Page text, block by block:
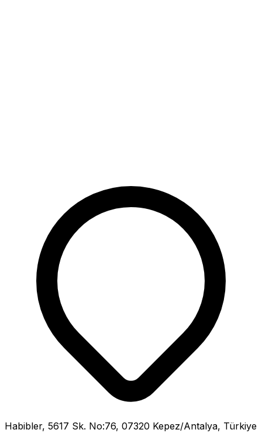
Habibler, 5617 Sk. No:76, 07320 Kepez/Antalya, Türkiye